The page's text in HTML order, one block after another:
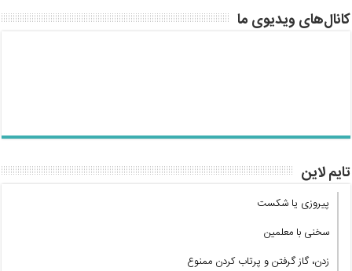
کانال‌های ویدیوی ما
تایم لاین
پیروزی یا شکست
سخنی با معلمین
زدن، گاز گرفتن و پرتاب کردن ممنوع